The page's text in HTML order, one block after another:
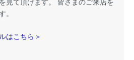
はこちら＞